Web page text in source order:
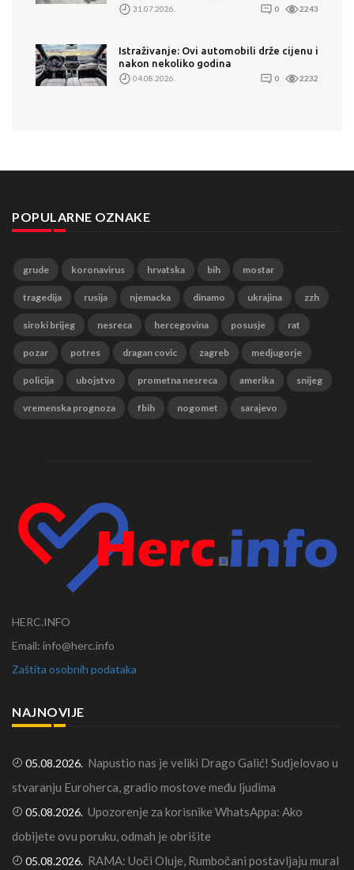
31.07.2026. 0 2243
Istraživanje: Ovi automobili drže cijenu i
nakon nekoliko godina
04.08.2026. 0 2232
POPULARNE OZNAKE
grude koronavirus hrvatska bih mostar
tragedija rusija njemacka dinamo ukrajina zzh
siroki brijeg nesreca hercegovina posusje rat
pozar potres dragan covic zagreb medjugorje
policija ubojstvo prometna nesreca amerika snijeg
vremenska prognoza fbih nogomet sarajevo
HERC.INFO
Email: info@herc.info
Zaštita osobnih podataka
NAJNOVIJE
05.08.2026. Napustio nas je veliki Drago Galić! Sudjelovao u
stvaranju Euroherca, gradio mostove među ljudima
05.08.2026. Upozorenje za korisnike WhatsAppa: Ako
dobijete ovu poruku, odmah je obrišite
05.08.2026. RAMA: Uoči Oluje, Rumbočani postavljaju mural